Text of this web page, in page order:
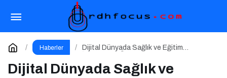
Haberler
Dijital Dünyada Sağlık ve Eğitim
Dijital Dünyada Sağlık ve
İçerik Ekosisteminde Öne Çıkan Platformlar
Yorum Yap